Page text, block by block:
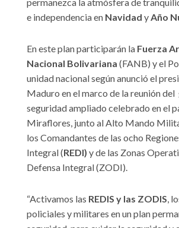
permanezca la atmósfera de
e independencia en Navidad yAño
En este plan participarán la Fuerza
Nacional Bolivariana (FANB) y el
unidad nacional según anunció el
Maduro en el marco de la reunión
seguridad ampliado celebrado en el
Miraflores, junto al Alto Mando
los Comandantes de las ocho
Integral (REDI) y de las Zonas
Defensa Integral (ZODI).
“Activamos las REDIS y las ZODIS,
policiales y militares en un plan